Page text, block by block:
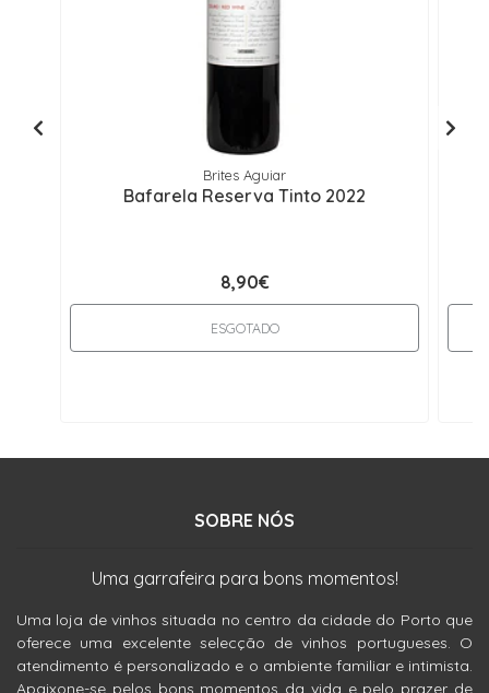
Brites Aguiar
Bafarela Reserva Tinto 2022
8,90€
ESGOTADO
SOBRE NÓS
Uma garrafeira para bons momentos!
Uma loja de vinhos situada no centro da cidade do Porto que
oferece uma excelente selecção de vinhos portugueses. O
atendimento é personalizado e o ambiente familiar e intimista.
Apaixone-se pelos bons momentos da vida e pelo prazer de